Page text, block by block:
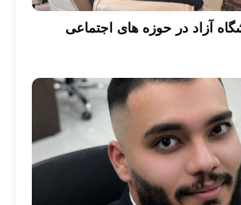
آزاد در حوزه های اجتماعی